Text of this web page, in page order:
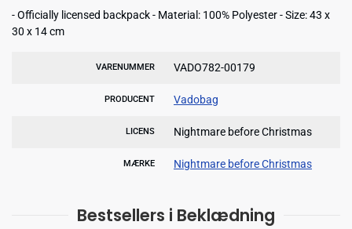
- Officially licensed backpack - Material: 100% Polyester - Size: 43 x
30 x 14 cm
VARENUMMER VADO782-00179
PRODUCENT Vadobag
LICENS Nightmare before Christmas
MÆRKE Nightmare before Christmas
Bestsellers i Beklædning